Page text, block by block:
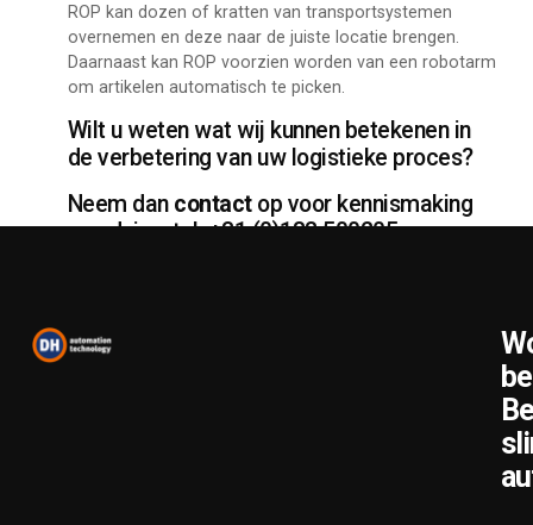
ROP kan dozen of kratten van transportsystemen
overnemen en deze naar de juiste locatie brengen.
Daarnaast kan ROP voorzien worden van een robotarm
om artikelen automatisch te picken.
Wilt u weten wat wij kunnen betekenen in
de verbetering van uw logistieke proces?
Neem dan contactop voor kennismaking
en advies: tel. +31 (0)183 500205.